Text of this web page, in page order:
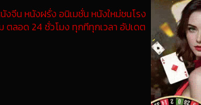
จีน หนังฝรั่ง อนิเมชั่น หนังใหม่ชนโรง
ตลอด 24 ชั่วโมง ทุกทีทุกเวลา อัปเดต